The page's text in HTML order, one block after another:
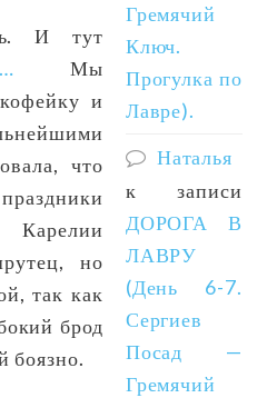
И тут
Мы
и
что
но
так как
брод
боязно.
Гремячий
Ключ.
Прогулка по
Лавре).
Наталья
к записи
ДОРОГА В
ЛАВРУ
(День 6-7.
Сергиев
Посад —
Гремячий